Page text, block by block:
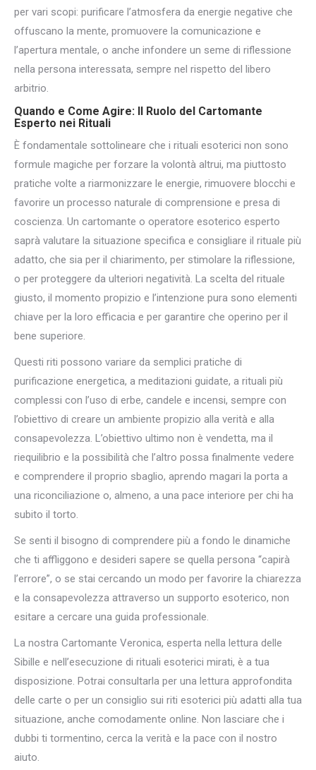
per vari scopi: purificare l’atmosfera da energie negative che
offuscano la mente, promuovere la comunicazione e
l’apertura mentale, o anche infondere un seme di riflessione
nella persona interessata, sempre nel rispetto del libero
arbitrio.
Quando e Come Agire: Il Ruolo del Cartomante
Esperto nei Rituali
È fondamentale sottolineare che i rituali esoterici non sono
formule magiche per forzare la volontà altrui, ma piuttosto
pratiche volte a riarmonizzare le energie, rimuovere blocchi e
favorire un processo naturale di comprensione e presa di
coscienza. Un cartomante o operatore esoterico esperto
saprà valutare la situazione specifica e consigliare il rituale più
adatto, che sia per il chiarimento, per stimolare la riflessione,
o per proteggere da ulteriori negatività. La scelta del rituale
giusto, il momento propizio e l’intenzione pura sono elementi
chiave per la loro efficacia e per garantire che operino per il
bene superiore.
Questi riti possono variare da semplici pratiche di
purificazione energetica, a meditazioni guidate, a rituali più
complessi con l’uso di erbe, candele e incensi, sempre con
l’obiettivo di creare un ambiente propizio alla verità e alla
consapevolezza. L’obiettivo ultimo non è vendetta, ma il
riequilibrio e la possibilità che l’altro possa finalmente vedere
e comprendere il proprio sbaglio, aprendo magari la porta a
una riconciliazione o, almeno, a una pace interiore per chi ha
subito il torto.
Se senti il bisogno di comprendere più a fondo le dinamiche
che ti affliggono e desideri sapere se quella persona “capirà
l’errore”, o se stai cercando un modo per favorire la chiarezza
e la consapevolezza attraverso un supporto esoterico, non
esitare a cercare una guida professionale.
La nostra Cartomante Veronica, esperta nella lettura delle
Sibille e nell’esecuzione di rituali esoterici mirati, è a tua
disposizione. Potrai consultarla per una lettura approfondita
delle carte o per un consiglio sui riti esoterici più adatti alla tua
situazione, anche comodamente online. Non lasciare che i
dubbi ti tormentino, cerca la verità e la pace con il nostro
aiuto.